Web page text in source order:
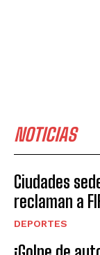
NOTICIAS
Ciudades
reclaman a
DEPORTES